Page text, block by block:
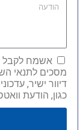
אשמח לקבל
מסכים לתנאי
דיוור ישיר,
כגון, הודעת